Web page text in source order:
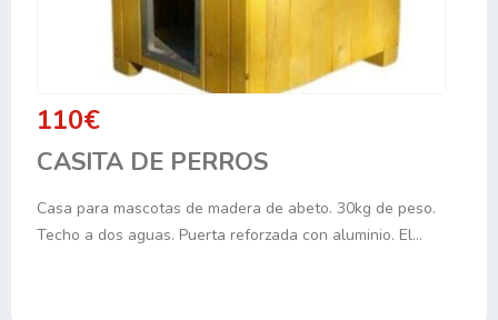
110€
CASITA DE PERROS
Casa para mascotas de madera de abeto. 30kg de peso.
Techo a dos aguas. Puerta reforzada con aluminio. El…